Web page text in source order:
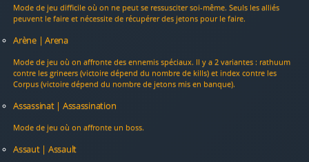
Mode de jeu difficile où on ne peut se ressusciter soi-même. Seuls les alliés
peuvent le faire et nécessite de récupérer des jetons pour le faire.
Arène | Arena
Mode de jeu où on affronte des ennemis spéciaux. Il y a 2 variantes : rathuum
contre les grineers (victoire dépend du nombre de kills) et index contre les
Corpus (victoire dépend du nombre de jetons mis en banque).
Assassinat | Assassination
Mode de jeu où on affronte un boss.
Assaut | Assault